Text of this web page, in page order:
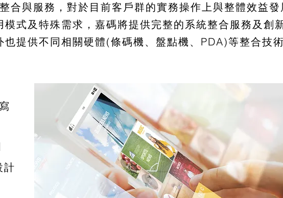
合與服務，對於目前客戶群的實務操作上與整體效益發
式及特殊需求，嘉碼將提供完整的系統整合服務及創
提供不同相關硬體(條碼機、盤點機、PDA)等整合技
計